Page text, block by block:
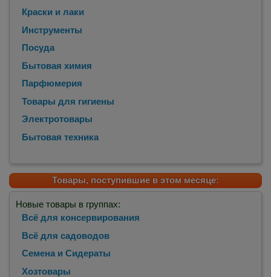
Краски и лаки
Инструменты
Посуда
Бытовая химия
Парфюмерия
Товары для гигиены
Электротовары
Бытовая техника
Товары, поступившие в этом месяце:
Новые товары в группах:
Всё для консервирования
Всё для садоводов
Семена и Сидераты
Хозтовары